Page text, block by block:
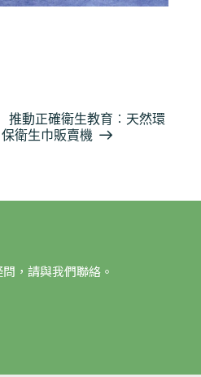
推動正確衛生教育︰天然環
保衛生巾販賣機
，請與我們聯絡。